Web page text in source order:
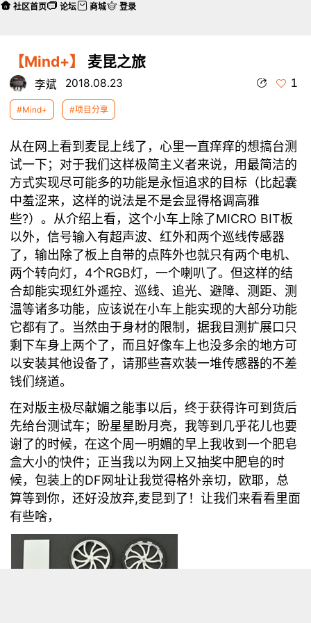
【Mind+】 麦昆之旅
李斌 2018.08.23 1
#Mind+ #项目分享
从在网上看到麦昆上线了，心里一直痒痒的想搞台测
试一下；对于我们这样极简主义者来说，用最简洁的
方式实现尽可能多的功能是永恒追求的目标（比起囊
中羞涩来，这样的说法是不是会显得格调高雅
些?）。从介绍上看，这个小车上除了MICRO BIT板
以外，信号输入有超声波、红外和两个巡线传感器
了，输出除了板上自带的点阵外也就只有两个电机、
两个转向灯，4个RGB灯，一个喇叭了。但这样的结
合却能实现红外遥控、巡线、追光、避障、测距、测
温等诸多功能，应该说在小车上能实现的大部分功能
它都有了。当然由于身材的限制，据我目测扩展口只
剩下车身上两个了，而且好像车上也没多余的地方可
以安装其他设备了，请那些喜欢装一堆传感器的不差
钱们绕道。
在对版主极尽献媚之能事以后，终于获得许可到货后
先给台测试车；盼星星盼月亮，我等到几乎花儿也要
谢了的时候，在这个周一明媚的早上我收到一个肥皂
盒大小的快件；正当我以为网上又抽奖中肥皂的时
候，包装上的DF网址让我觉得格外亲切，欧耶，总
算等到你，还好没放弃,麦昆到了！让我们来看看里面
有些啥，
社区首页 论坛 商城 登录